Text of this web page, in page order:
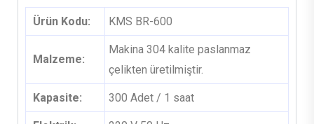
Ürün Kodu: KMS BR-600
Malzeme:
Makina 304 kalite paslanmaz
çelikten üretilmiştir.
Kapasite: 300 Adet / 1 saat